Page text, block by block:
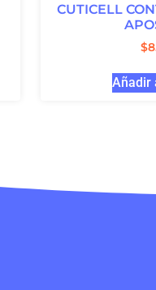
CUTICELL
$
Añadir